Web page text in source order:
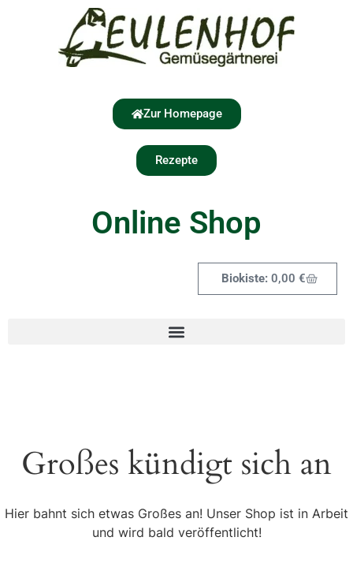
Zur Homepage
Rezepte
Online Shop
0,00 €
Großes kündigt sich an
Hier bahnt sich etwas Großes an! Unser Shop ist in Arbeit
und wird bald veröffentlicht!